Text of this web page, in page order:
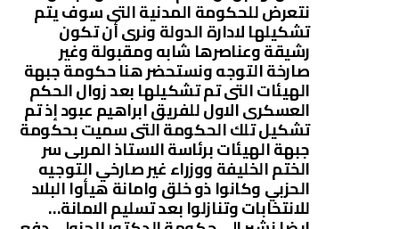
نتعرض للحكومة المدنية التى سوف يتم
تشكيلها لادارة الدولة ونرى أن تكون
رشيقة وعناصرها شابه ومقبولة وغير
صارخة التوجه ونستحضر هنا حكومة جبهة
الهيئات التى تم تشكيلها بعد زوال الحكم
العسكرى الاول للفريق ابراهيم عبود إذ تم
تشكيل تلك الحكومة التى سميت بحكومة
جبهة الهيئات برئاسة الاستاذ المربى سر
الختم الخليفة ووزراء غير صارخي التوجيه
الحزبي وكانوا ذو خلق وامانة هيأوا البلاد
للانتخابات وتنازلوا بعد تسليم الامانة…